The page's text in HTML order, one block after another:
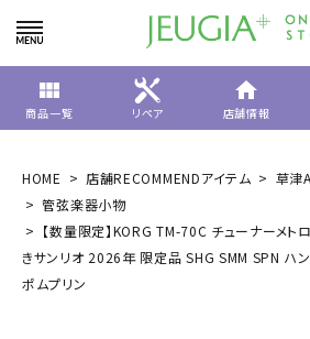
view_module
商品一覧 リペア
home
店舗情報
HOME 店舗RECOMMENDアイテム
草津
管弦楽器小物
【数量限定】KORG TM-70C チューナーメト
きサンリオ 2026年 限定品 SHG SMM SPN ハン
ポムプリン